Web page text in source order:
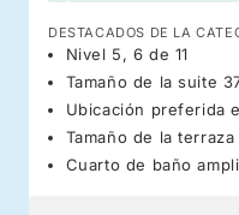
DESTACADOS DE LA
Nivel 5, 6 de 11
Tamaño de la suite
Ubicación preferida
Tamaño de la
Cuarto de baño